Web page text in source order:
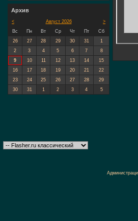
Архив
< >
Август 2026
Вс
Пн Вт Ср Чт Пт
Сб
26
27 28 29 30 31
1
2
3 4 5 6 7
8
9
10 11 12 13 14
15
16
17 18 19 20 21
22
23
24 25 26 27 28
29
30
31 1 2 3 4 5